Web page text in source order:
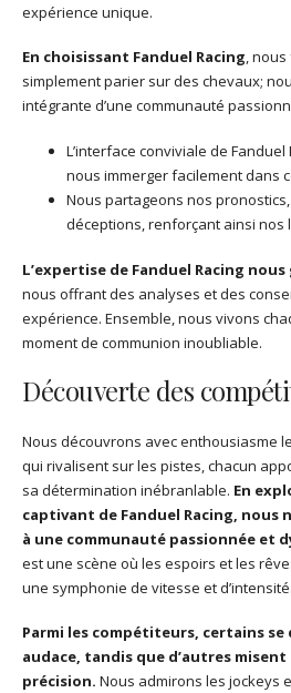
expérience unique.
En choisissant Fanduel Racing,
simplement parier sur des chevaux;
intégrante d’une communauté
L’interface conviviale de
nous immerger facilement dans
Nous partageons nos
déceptions, renforçant ainsi nos
L’expertise de Fanduel Racing
nous offrant des analyses et des
expérience. Ensemble, nous vivons
moment de communion inoubliable.
Découverte des
Nous découvrons avec enthousiasme
qui rivalisent sur les pistes, chacun
sa détermination inébranlable. En
captivant de Fanduel Racing, nous
à une communauté passionnée et
est une scène où les espoirs et les
une symphonie de vitesse et d’intensité.
Parmi les compétiteurs, certains
audace, tandis que d’autres
précision. Nous admirons les jockeys